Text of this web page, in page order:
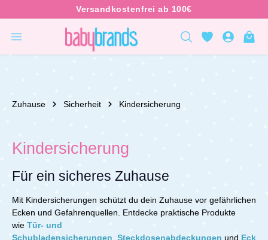
Zuhause Sicherheit Kindersicherung
Kindersicherung
Für ein sicheres Zuhause
Mit Kindersicherungen schützt du dein Zuhause vor gefährlichen
Ecken und Gefahrenquellen. Entdecke praktische Produkte
wie Tür- und
Schubladensicherungen Steckdosenabdeckungen und Eck